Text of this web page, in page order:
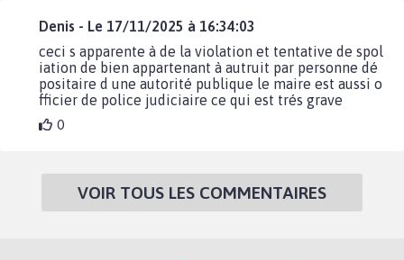
Denis - Le 17/11/2025 à 16:34:03
ceci s apparente à de la violation et tentative de spol
iation de bien appartenant à autruit par personne dé
positaire d une autorité publique le maire est aussi o
fficier de police judiciaire ce qui est trés grave
0
VOIR TOUS LES COMMENTAIRES